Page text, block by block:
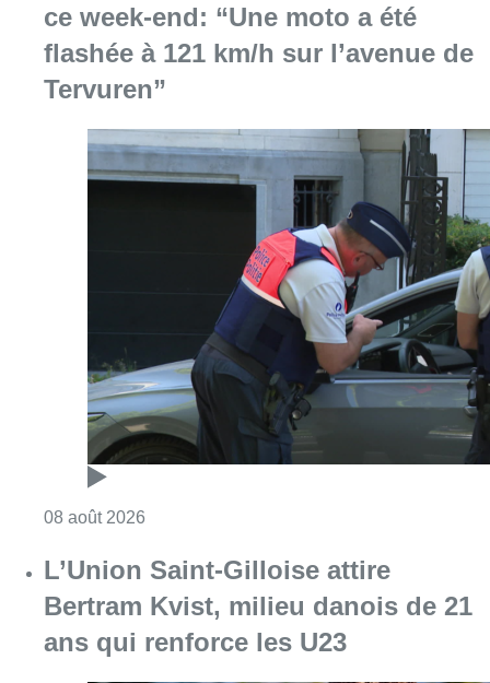
ce week-end: “Une moto a été
flashée à 121 km/h sur l’avenue de
Tervuren”
08 août 2026
L’Union Saint-Gilloise attire
Bertram Kvist, milieu danois de 21
ans qui renforce les U23